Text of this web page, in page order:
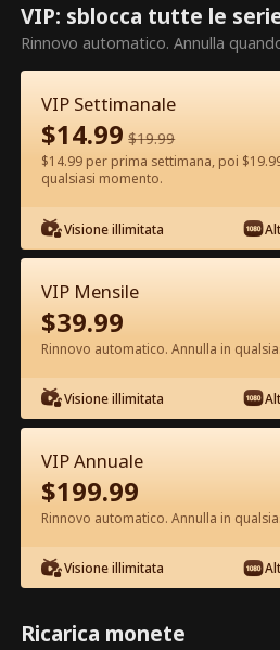
Questi sono episodi
Sblocca per
60
Guarda
Episodio 19 - Mi
l'Erede Film completo
1-50 51-80
19 20 21
VIP: sblocca tutte le
Rinnovo automatico. Annulla
VIP Settimanale
$14.99 $19.99
$14.99 per prima settimana, poi
qualsiasi momento.
Visione illimitata
VIP Mensile
$39.99
Rinnovo automatico. Annulla in
Visione illimitata
VIP Annuale
$199.99
Rinnovo automatico. Annulla in
Visione illimitata
Ricarica monete